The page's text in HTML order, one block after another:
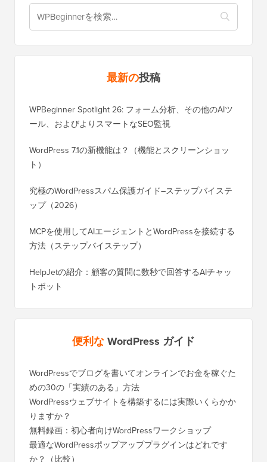
最新の投稿
WPBeginner Spotlight 26: フォーム分析、その他のAIツ
ール、およびよりスマートなSEO監視
WordPress 7.1の新機能は？（機能とスクリーンショッ
ト）
究極のWordPressスパム保護ガイド–ステップバイステ
ップ（2026）
MCPを使用してAIエージェントとWordPressを接続する
方法（ステップバイステップ）
HelpJetの紹介：顧客の質問に数秒で回答するAIチャッ
トボット
便利なWordPress ガイド
WordPressでブログを書いてオンラインでお金を稼ぐた
めの30の「実績のある」方法
WordPressウェブサイトを構築するには実際いくらかか
りますか？
無料録画：初心者向けWordPressワークショップ